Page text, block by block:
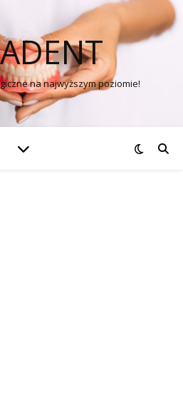
na najwyższym poziomie!